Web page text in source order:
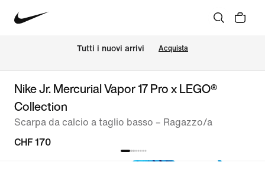
Tutti i nuovi arrivi Acquista
Nike Jr. Mercurial Vapor 17 Pro x LEGO®
Collection
Scarpa da calcio a taglio basso – Ragazzo/a
CHF 170